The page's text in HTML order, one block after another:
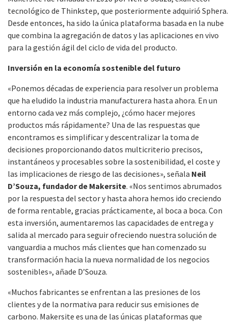
tecnológico de Thinkstep, que posteriormente adquirió Sphera.
Desde entonces, ha sido la única plataforma basada en la nube
que combina la agregación de datos y las aplicaciones en vivo
para la gestión ágil del ciclo de vida del producto.
Inversión en la economía sostenible del futuro
«Ponemos décadas de experiencia para resolver un problema
que ha eludido la industria manufacturera hasta ahora. En un
entorno cada vez más complejo, ¿cómo hacer mejores
productos más rápidamente? Una de las respuestas que
encontramos es simplificar y descentralizar la toma de
decisiones proporcionando datos multicriterio precisos,
instantáneos y procesables sobre la sostenibilidad, el coste y
las implicaciones de riesgo de las decisiones», señala Neil
D’Souza, fundador de Makersite. «Nos sentimos abrumados
por la respuesta del sector y hasta ahora hemos ido creciendo
de forma rentable, gracias prácticamente, al boca a boca. Con
esta inversión, aumentaremos las capacidades de entrega y
salida al mercado para seguir ofreciendo nuestra solución de
vanguardia a muchos más clientes que han comenzado su
transformación hacia la nueva normalidad de los negocios
sostenibles», añade D’Souza.
«Muchos fabricantes se enfrentan a las presiones de los
clientes y de la normativa para reducir sus emisiones de
carbono. Makersite es una de las únicas plataformas que